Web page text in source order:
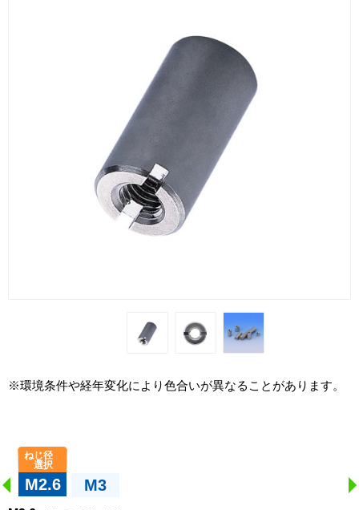
※環境条件や経年変化により色合いが異なることがあります。
M2.6 M3